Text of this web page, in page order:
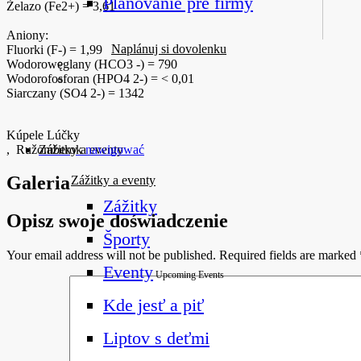
Naplánuj si dovolenku
Zážitky a eventy
Zážitky a eventy
Zážitky
Športy
Eventy Upcoming Events
Kde jesť a piť
Liptov s deťmi
Żelazo (Fe2+) = 3,61
Aniony:
Fluorki (F-) = 1,99
Wodorowęglany (HCO3 -) = 790
Wodorofosforan (HPO4 2-) = < 0,01
Siarczany (SO4 2-) = 1342
Kúpele Lúčky
, Ružomberoknawigować
Galeria
Opisz swoje doświadczenie
Your email address will not be published. Required fields are marked